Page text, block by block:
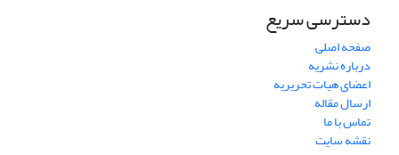
دسترسی سریع
صفحه اصلی
درباره نشریه
اعضای هیات تحریریه
ارسال مقاله
تماس با ما
نقشه سایت